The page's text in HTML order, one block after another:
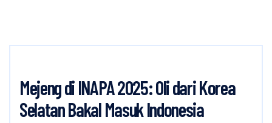
Mejeng di INAPA 2025: Oli dari Korea
Selatan Bakal Masuk Indonesia